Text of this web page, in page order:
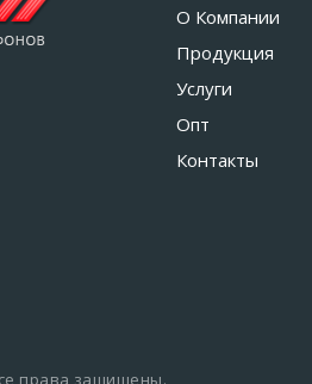
О Компании
Продукция
Услуги
Опт
Контакты
права защищены.